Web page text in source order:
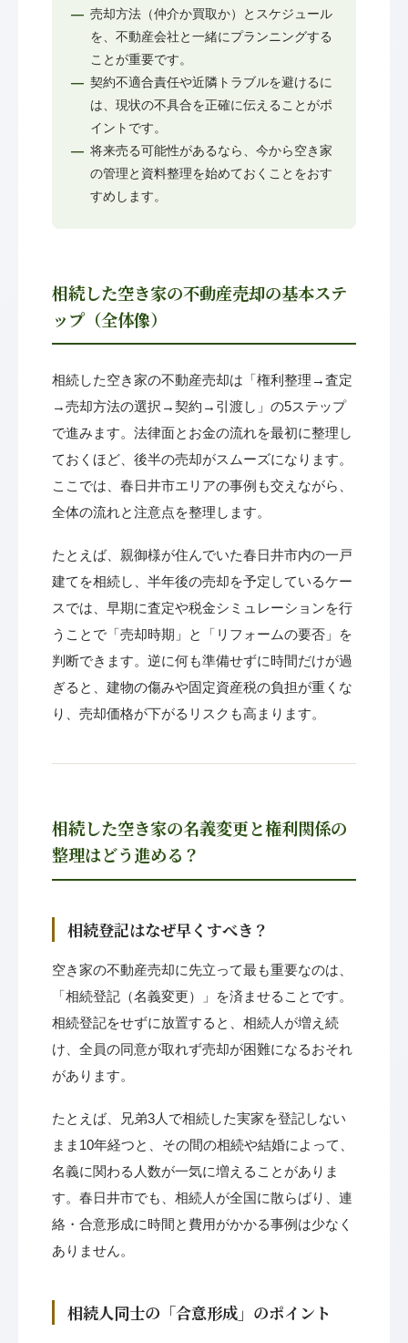
売却方法（仲介か買取か）とスケジュール
を、不動産会社と一緒にプランニングする
ことが重要です。
契約不適合責任や近隣トラブルを避けるに
は、現状の不具合を正確に伝えることがポ
イントです。
将来売る可能性があるなら、今から空き家
の管理と資料整理を始めておくことをおす
すめします。
相続した空き家の不動産売却の基本ステ
ップ（全体像）
相続した空き家の不動産売却は「権利整理→査定
→売却方法の選択→契約→引渡し」の5ステップ
で進みます。法律面とお金の流れを最初に整理し
ておくほど、後半の売却がスムーズになります。
ここでは、春日井市エリアの事例も交えながら、
全体の流れと注意点を整理します。
たとえば、親御様が住んでいた春日井市内の一戸
建てを相続し、半年後の売却を予定しているケー
スでは、早期に査定や税金シミュレーションを行
うことで「売却時期」と「リフォームの要否」を
判断できます。逆に何も準備せずに時間だけが過
ぎると、建物の傷みや固定資産税の負担が重くな
り、売却価格が下がるリスクも高まります。
相続した空き家の名義変更と権利関係の
整理はどう進める？
相続登記はなぜ早くすべき？
空き家の不動産売却に先立って最も重要なのは、
「相続登記（名義変更）」を済ませることです。
相続登記をせずに放置すると、相続人が増え続
け、全員の同意が取れず売却が困難になるおそれ
があります。
たとえば、兄弟3人で相続した実家を登記しない
まま10年経つと、その間の相続や結婚によって、
名義に関わる人数が一気に増えることがありま
す。春日井市でも、相続人が全国に散らばり、連
絡・合意形成に時間と費用がかかる事例は少なく
ありません。
相続人同士の「合意形成」のポイント